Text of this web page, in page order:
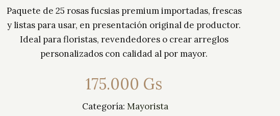
Paquete de 25 rosas fucsias premium importadas, frescas
y listas para usar, en presentación original de productor.
Ideal para floristas, revendedores o crear arreglos
personalizados con calidad al por mayor.
175.000 Gs
Categoría: Mayorista